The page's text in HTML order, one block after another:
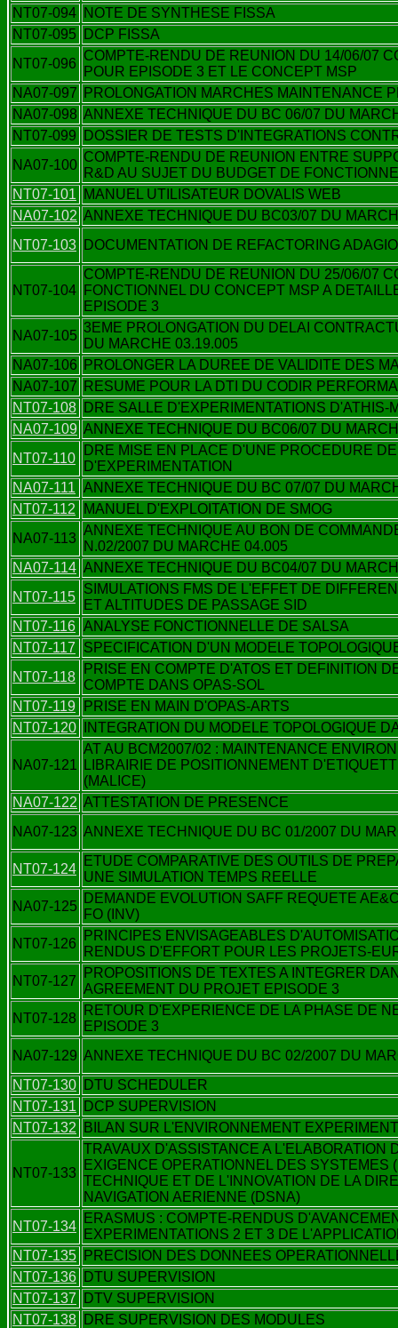
NT07-094 NOTE DE SYNTHESE FISSA
NT07-095
DCP FISSA
NT07-096
COMPTE-RENDU DE REUNION DU 14/06/07
POUR EPISODE 3 ET LE CONCEPT MSP
NA07-097 PROLONGATION MARCHES MAINTENANCE
NA07-098 ANNEXE TECHNIQUE DU BC 06/07 DU
NT07-099
DOSSIER DE TESTS D'INTEGRATIONS
NA07-100
COMPTE-RENDU DE REUNION ENTRE
R&D AU SUJET DU BUDGET DE
NT07-101
MANUEL UTILISATEUR DOVALIS WEB
NA07-102 ANNEXE TECHNIQUE DU BC03/07 DU
NT07-103 DOCUMENTATION DE REFACTORING ADAGIO
NT07-104
COMPTE-RENDU DE REUNION DU 25/06/07
FONCTIONNEL DU CONCEPT MSP A
EPISODE 3
NA07-105
3EME PROLONGATION DU DELAI
DU MARCHE 03.19.005
NA07-106 PROLONGER LA DUREE DE VALIDITE DES
NA07-107 RESUME POUR LA DTI DU CODIR
NT07-108 DRE SALLE D'EXPERIMENTATIONS D'ATHIS-
NA07-109 ANNEXE TECHNIQUE DU BC06/07 DU
NT07-110
DRE MISE EN PLACE D'UNE PROCEDURE
D'EXPERIMENTATION
NA07-111 ANNEXE TECHNIQUE DU BC 07/07 DU
NT07-112
MANUEL D'EXPLOITATION DE SMOG
NA07-113
ANNEXE TECHNIQUE AU BON DE
N.02/2007 DU MARCHE 04.005
NA07-114 ANNEXE TECHNIQUE DU BC04/07 DU
NT07-115
SIMULATIONS FMS DE L'EFFET DE
ET ALTITUDES DE PASSAGE SID
NT07-116 ANALYSE FONCTIONNELLE DE SALSA
NT07-117
SPECIFICATION D'UN MODELE
NT07-118
PRISE EN COMPTE D'ATOS ET DEFINITION
COMPTE DANS OPAS-SOL
NT07-119
PRISE EN MAIN D'OPAS-ARTS
NT07-120
INTEGRATION DU MODELE TOPOLOGIQUE
NA07-121
AT AU BCM2007/02 : MAINTENANCE
LIBRAIRIE DE POSITIONNEMENT
(MALICE)
NA07-122 ATTESTATION DE PRESENCE
NA07-123 ANNEXE TECHNIQUE DU BC 01/2007 DU
NT07-124
ETUDE COMPARATIVE DES OUTILS DE
UNE SIMULATION TEMPS REELLE
NA07-125
DEMANDE EVOLUTION SAFF REQUETE
FO (INV)
NT07-126
PRINCIPES ENVISAGEABLES
RENDUS D'EFFORT POUR LES PROJETS-
NT07-127
PROPOSITIONS DE TEXTES A INTEGRER
AGREEMENT DU PROJET EPISODE 3
NT07-128
RETOUR D'EXPERIENCE DE LA PHASE DE
EPISODE 3
NA07-129 ANNEXE TECHNIQUE DU BC 02/2007 DU
NT07-130 DTU SCHEDULER
NT07-131
DCP SUPERVISION
NT07-132
BILAN SUR L'ENVIRONNEMENT
NT07-133
TRAVAUX D'ASSISTANCE A L'ELABORATION
EXIGENCE OPERATIONNEL DES SYSTEMES
TECHNIQUE ET DE L'INNOVATION DE LA
NAVIGATION AERIENNE (DSNA)
NT07-134
ERASMUS : COMPTE-RENDUS
EXPERIMENTATIONS 2 ET 3 DE
NT07-135 PRECISION DES DONNEES
NT07-136 DTU SUPERVISION
NT07-137
DTV SUPERVISION
NT07-138 DRE SUPERVISION DES MODULES